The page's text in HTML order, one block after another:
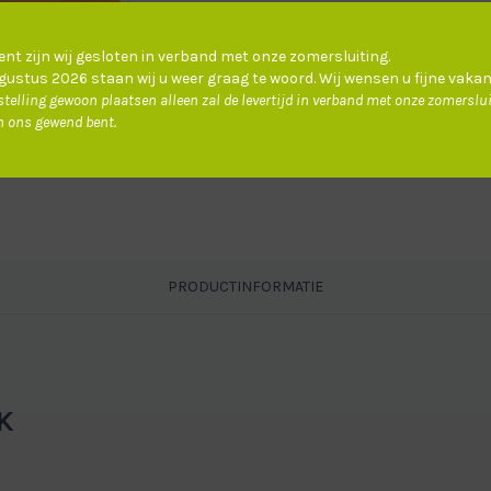
betongrijs
D0220
crémewit
D0380
PRODUCTINFORMATIE
zijn wij gesloten in verband met onze zomersluiting.
2026 staan wij u weer graag te woord. Wij wensen u fijne
gewoon plaatsen alleen zal de levertijd in verband met onze
ons gewend bent.